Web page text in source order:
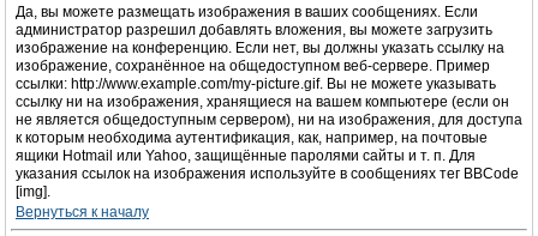
Да, вы можете размещать изображения в ваших сообщениях. Если
администратор разрешил добавлять вложения, вы можете загрузить
изображение на конференцию. Если нет, вы должны указать ссылку на
изображение, сохранённое на общедоступном веб-сервере. Пример
ссылки: http://www.example.com/my-picture.gif. Вы не можете указывать
ссылку ни на изображения, хранящиеся на вашем компьютере (если он
не является общедоступным сервером), ни на изображения, для доступа
к которым необходима аутентификация, как, например, на почтовые
ящики Hotmail или Yahoo, защищённые паролями сайты и т. п. Для
указания ссылок на изображения используйте в сообщениях тег BBCode
[img].
Вернуться к началу